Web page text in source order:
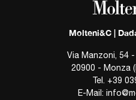
Molteni&C |
Via Manzoni, 54
20900 - Monza
Tel. +39
E-Mail: